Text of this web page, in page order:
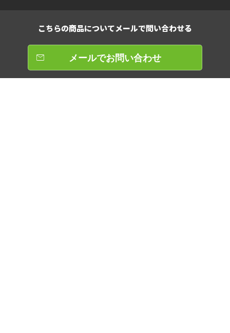
こちらの商品についてメールで問い合わせる
メールでお問い合わせ